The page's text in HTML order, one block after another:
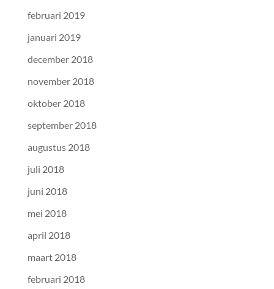
februari 2019
januari 2019
december 2018
november 2018
oktober 2018
september 2018
augustus 2018
juli 2018
juni 2018
mei 2018
april 2018
maart 2018
februari 2018